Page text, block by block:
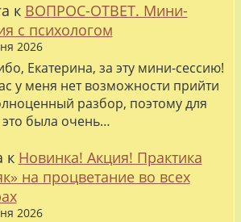
к ВОПРОС-ОТВЕТ. Мини-
с психологом
2026
Екатерина, за эту мини-сессию!
у меня нет возможности прийти
разбор, поэтому для
была очень…
к Новинка! Акция! Практика
на процветание во всех
2026